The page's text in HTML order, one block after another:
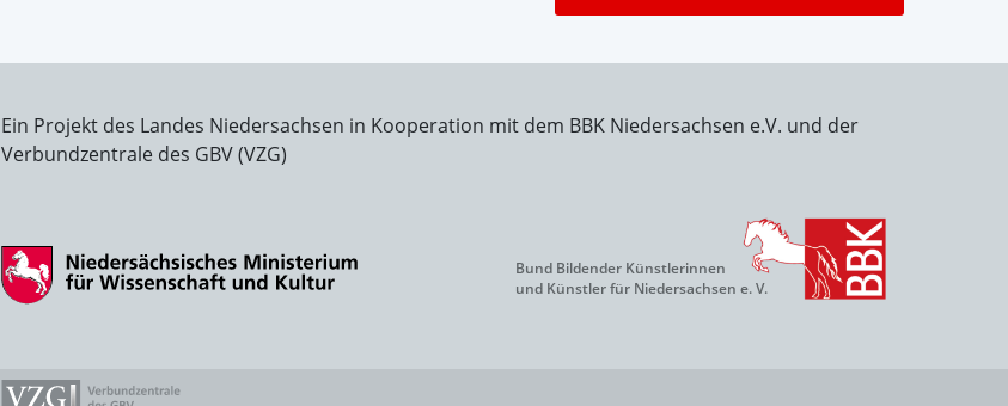
Ein Projekt des Landes Niedersachsen in Kooperation mit dem BBK Niedersachsen e.V. und der
Verbundzentrale des GBV (VZG)
Bund Bildender Künstlerinnen
und Künstler für Niedersachsen e. V.